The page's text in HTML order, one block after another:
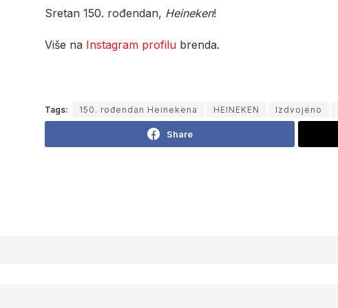
Sretan 150. rođendan, Heineken!
Više na Instagram profilu brenda.
Tags: 150. rođendan Heinekena HEINEKEN Izdvojeno
Share